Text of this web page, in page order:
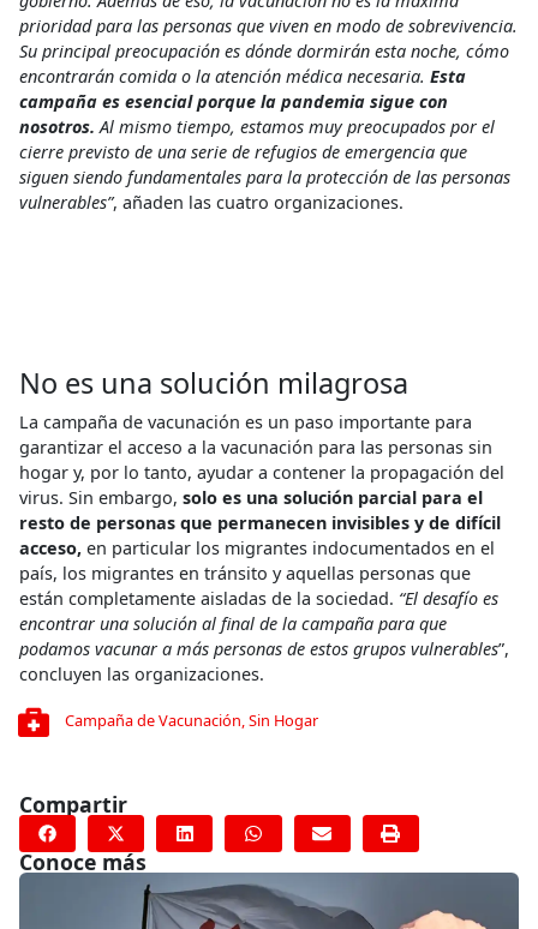
prioridad para las personas que viven en modo de sobrevivencia.
Su principal preocupación es dónde dormirán esta noche, cómo
encontrarán comida o la atención médica necesaria. Esta
campaña es esencial porque la pandemia sigue con
nosotros. Al mismo tiempo, estamos muy preocupados por el
cierre previsto de una serie de refugios de emergencia que
siguen siendo fundamentales para la protección de las personas
vulnerables”, añaden las cuatro organizaciones.
No es una solución milagrosa
La campaña de vacunación es un paso importante para
garantizar el acceso a la vacunación para las personas sin
hogar y, por lo tanto, ayudar a contener la propagación del
virus. Sin embargo, solo es una solución parcial para el
resto de personas que permanecen invisibles y de difícil
acceso, en particular los migrantes indocumentados en el
país, los migrantes en tránsito y aquellas personas que
están completamente aisladas de la sociedad. “El desafío es
encontrar una solución al final de la campaña para que
podamos vacunar a más personas de estos grupos vulnerables”,
concluyen las organizaciones.
Campaña de Vacunación,Sin Hogar
Compartir
Conoce más